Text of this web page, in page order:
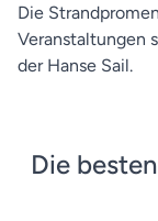
Die
Veranstaltungen
der Hanse Sail.
Die